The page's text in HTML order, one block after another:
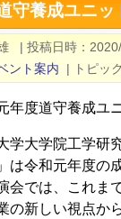
守養成ユニ
| 投稿日時
ント案内 | トピッ
年度道守養成ユ
学大学院工学研
は令和元年度の
会では、これま
の新しい視点か